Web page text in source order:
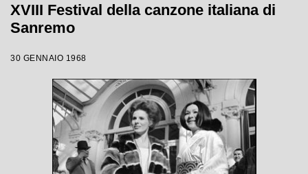
XVIII Festival della canzone italiana di
Sanremo
30 GENNAIO 1968